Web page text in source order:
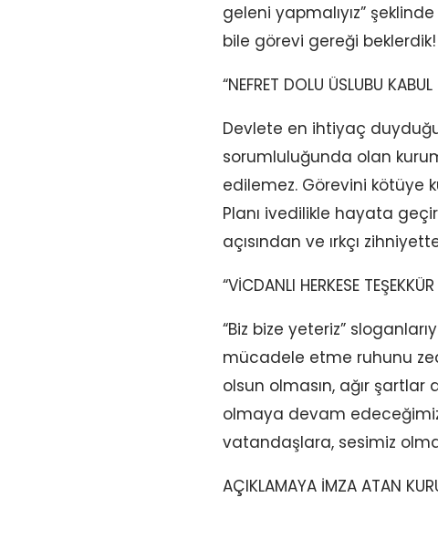
geleni yapmalıyız”
bile görevi gereği beklerdik!
“NEFRET DOLU ÜSLUBU KABUL
Devlete en ihtiyaç
sorumluluğunda olan
edilemez. Görevini kötüye
Planı ivedilikle hayata
açısından ve ırkçı
“VİCDANLI HERKESE TEŞEKKÜR
“Biz bize yeteriz”
mücadele etme ruhunu
olsun olmasın, ağır
olmaya devam
vatandaşlara, sesimiz
AÇIKLAMAYA İMZA ATAN